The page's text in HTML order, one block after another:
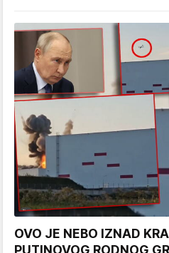
OVO JE NEBO IZNAD
PUTINOVOG RODNOG